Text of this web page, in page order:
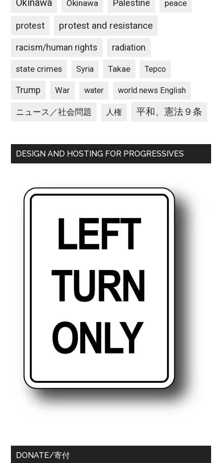
Okinawa Okinawa Palestine peace
protest protest and resistance
racism/human rights radiation
state crimes Syria Takae Tepco
Trump War water world news English
ニュース／社会問題 人権 平和、憲法９条
DESIGN AND HOSTING FOR PROGRESSIVES
DONATE/寄付